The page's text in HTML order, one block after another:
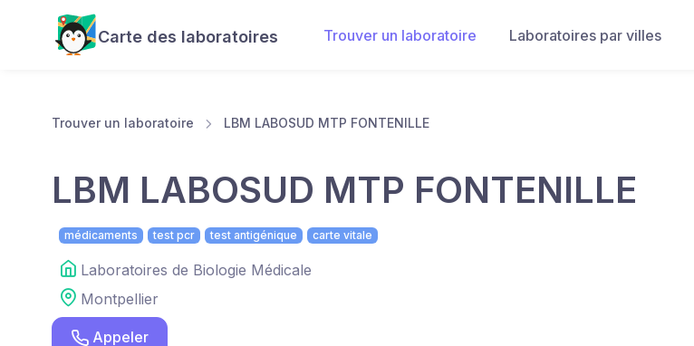
Carte des laboratoires Trouver un laboratoire Laboratoires par villes
Trouver un laboratoire LBM LABOSUD MTP FONTENILLE
LBM LABOSUD MTP FONTENILLE
médicaments test pcr test antigénique carte vitale
Laboratoires de Biologie Médicale
Montpellier
Appeler